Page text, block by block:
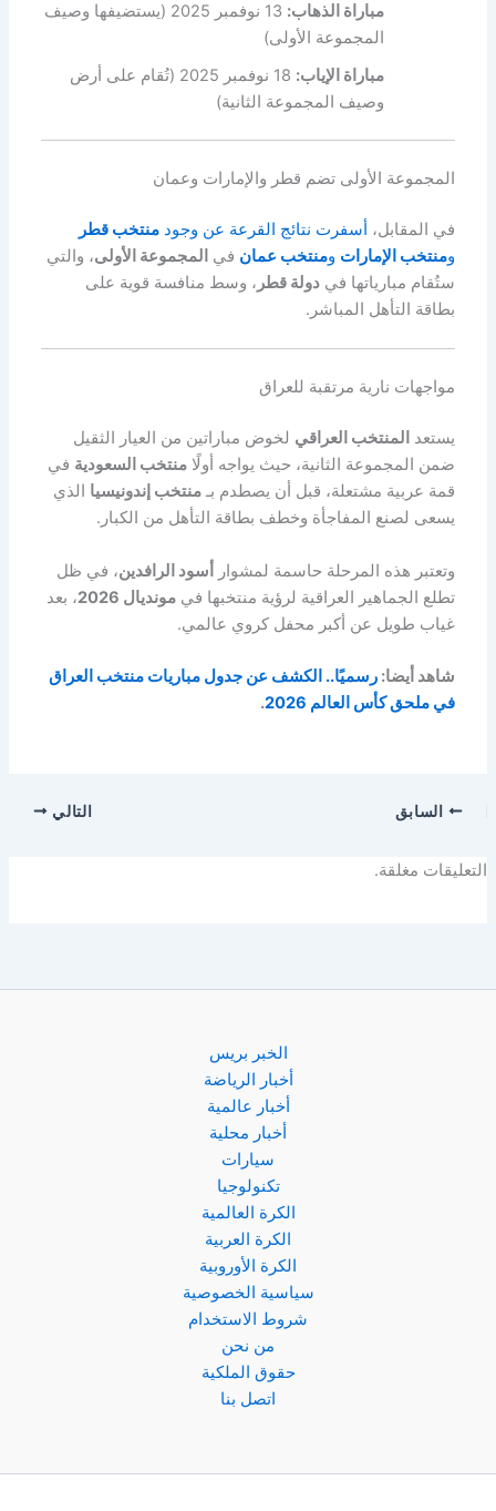
مباراة الذهاب:
13 نوفمبر 2025 (يستضيفها وصيف
المجموعة الأولى)
مباراة الإياب:
18 نوفمبر 2025 (تُقام على أرض
وصيف المجموعة الثانية)
المجموعة الأولى تضم قطر والإمارات وعمان
في المقابل، أسفرت نتائج القرعة عن وجودمنتخب قطر
ومنتخب الإمارات ومنتخب عمان في المجموعة الأولى، والتي
ستُقام مبارياتها فيدولة قطر ، وسط منافسة قوية على
بطاقة التأهل المباشر.
مواجهات نارية مرتقبة للعراق
يستعد المنتخب العراقي لخوض مباراتين من العيار الثقيل
ضمن المجموعة الثانية، حيث يواجه أولًامنتخب السعودية في
قمة عربية مشتعلة، قبل أن يصطدم بـمنتخب إندونيسيا الذي
يسعى لصنع المفاجأة وخطف بطاقة التأهل من الكبار.
وتعتبر هذه المرحلة حاسمة لمشوار أسود الرافدين، في ظل
تطلع الجماهير العراقية لرؤية منتخبها فيمونديال 2026
، بعد
غياب طويل عن أكبر محفل كروي عالمي.
شاهد أيضا:رسميًا.. الكشف عن جدول مباريات منتخب العراق
في ملحق كأس العالم 2026
.
السابق التالي
التعليقات مغلقة.
الخبر بريس
أخبار الرياضة
أخبار عالمية
أخبار محلية
سيارات
تكنولوجيا
الكرة العالمية
الكرة العربية
الكرة الأوروبية
سياسية الخصوصية
شروط الاستخدام
من نحن
حقوق الملكية
اتصل بنا